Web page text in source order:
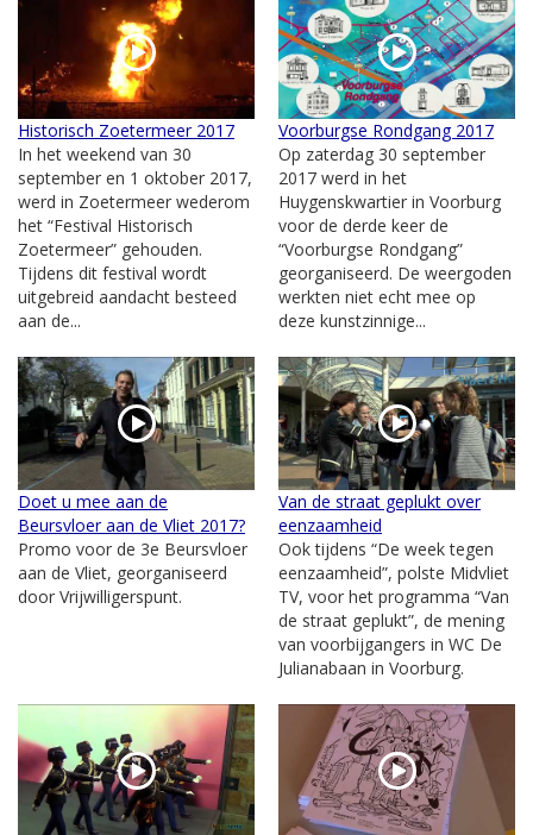
Historisch Zoetermeer 2017
In het weekend van 30
september en 1 oktober 2017,
werd in Zoetermeer wederom
het “Festival Historisch
Zoetermeer” gehouden.
Tijdens dit festival wordt
uitgebreid aandacht besteed
aan de...
Voorburgse Rondgang 2017
Op zaterdag 30 september
2017 werd in het
Huygenskwartier in Voorburg
voor de derde keer de
“Voorburgse Rondgang”
georganiseerd. De weergoden
werkten niet echt mee op
deze kunstzinnige...
Doet u mee aan de
Beursvloer aan de Vliet 2017?
Promo voor de 3e Beursvloer
aan de Vliet, georganiseerd
door Vrijwilligerspunt.
Van de straat geplukt over
eenzaamheid
Ook tijdens “De week tegen
eenzaamheid”, polste Midvliet
TV, voor het programma “Van
de straat geplukt”, de mening
van voorbijgangers in WC De
Julianabaan in Voorburg.